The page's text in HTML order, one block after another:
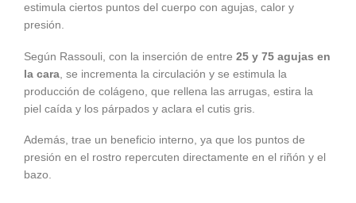
estimula ciertos puntos del cuerpo con agujas, calor y
presión.
Según Rassouli, con la inserción de entre 25 y 75 agujas en
la cara , se incrementa la circulación y se estimula la
producción de colágeno, que rellena las arrugas, estira la
piel caída y los párpados y aclara el cutis gris.
Además, trae un beneficio interno, ya que los puntos de
presión en el rostro repercuten directamente en el riñón y el
bazo.